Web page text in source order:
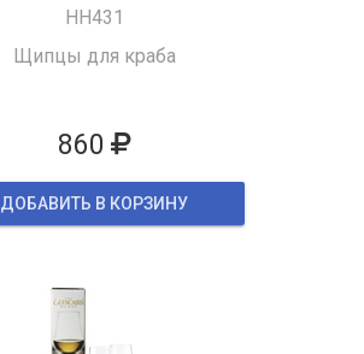
HH431
Щипцы для краба
860
ДОБАВИТЬ В КОРЗИНУ